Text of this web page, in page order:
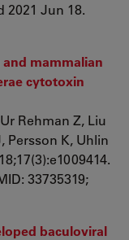
2021 Jun 18.
mammalian
cytotoxin
Rehman Z, Liu
Persson K, Uhlin
33735319;
baculoviral